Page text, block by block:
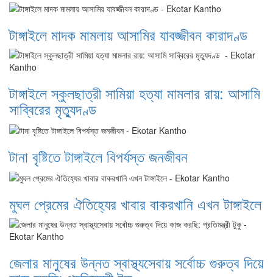
টাঙ্গাইলে মাদক মামলায় আসামির যাবজ্জীবন কারাদণ্ড
টাঙ্গাইলে স্কুলছাত্রী সামিয়া হত্যা মামলার রায়: আসামি
সাব্বিরের মৃত্যুদণ্ড
টানা বৃষ্টিতে টাঙ্গাইলে বিপর্যস্ত জনজীবন
মুঘল প্রেমের ঐতিহ্যের খাবার বাকরখানি এখন টাঙ্গাইলে
জেলার মানুষের উন্নত স্বাস্থ্যসেবায় সর্বোচ্চ গুরুত্ব দিয়ে